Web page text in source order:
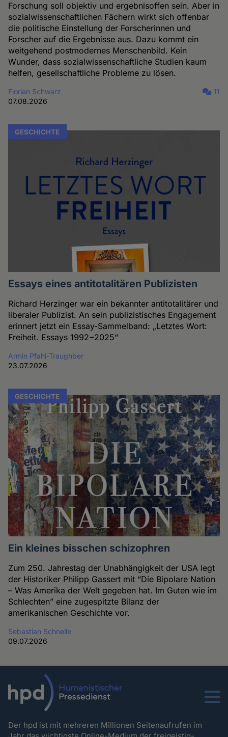
Forschung soll objektiv und ergebnisoffen sein. Aber in
sozialwissenschaftlichen Fächern wirkt sich offenbar
die politische Einstellung der Forscherinnen und
Forscher auf die Ergebnisse aus. Dazu kommt ein
weitgehend postmodernes Menschenbild. Kein
Wunder, dass sozialwissenschaftliche Studien kaum
helfen, gesellschaftliche Probleme zu lösen.
Florian Schwarz
07.08.2026
11
GESCHICHTE
Essays eines antitotalitären Publizisten
Richard Herzinger war ein bekannter antitotalitärer und
liberaler Publizist. An sein publizistisches Engagement
erinnert jetzt ein Essay-Sammelband: „Letztes Wort:
Freiheit. Essays 1992−2025“
Armin Pfahl-Traughber
23.07.2026
GESCHICHTE
Ein kleines bisschen schizophren
Zum 250. Jahrestag der Unabhängigkeit der USA legt
der Historiker Philipp Gassert mit “Die Bipolare Nation
– Was Amerika der Welt gegeben hat. Im Guten wie im
Schlechten” eine zugespitzte Bilanz der
amerikanischen Geschichte vor.
Sebastian Schnelle
09.07.2026
Menu
Der hpd ist mit mehreren Millionen Seitenaufrufen im